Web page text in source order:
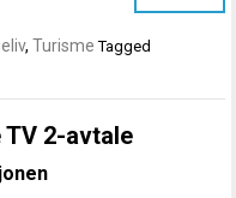
,Turisme Tagged
2-avtale